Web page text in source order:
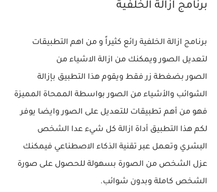
برنامج ازالة الخلفية
برنامج ازالة الخلفية رائع كثيراً و من اهم التطبيقات
لتعديل الصور ويمكنك من ازالة الاشياء من
الصور بضغطة زر فقط ويقوم هذا التطبيق بإزالة
الشوائب والأشياء من الصور بواسطة الممحاة المميزة
فهو من أهم تطبيقات للتعديل على الصور وايضا يوفر
لكم هذا التطبيق أداة ازالة كل شيء عدا الشخص
البشري وتعمل عبر تقنية الذكاء الاصطناعي فيمكنك
عزل الشخص من الصورة بسهولة للحصول على صورة
الشخص كاملة وبدون شوائب.